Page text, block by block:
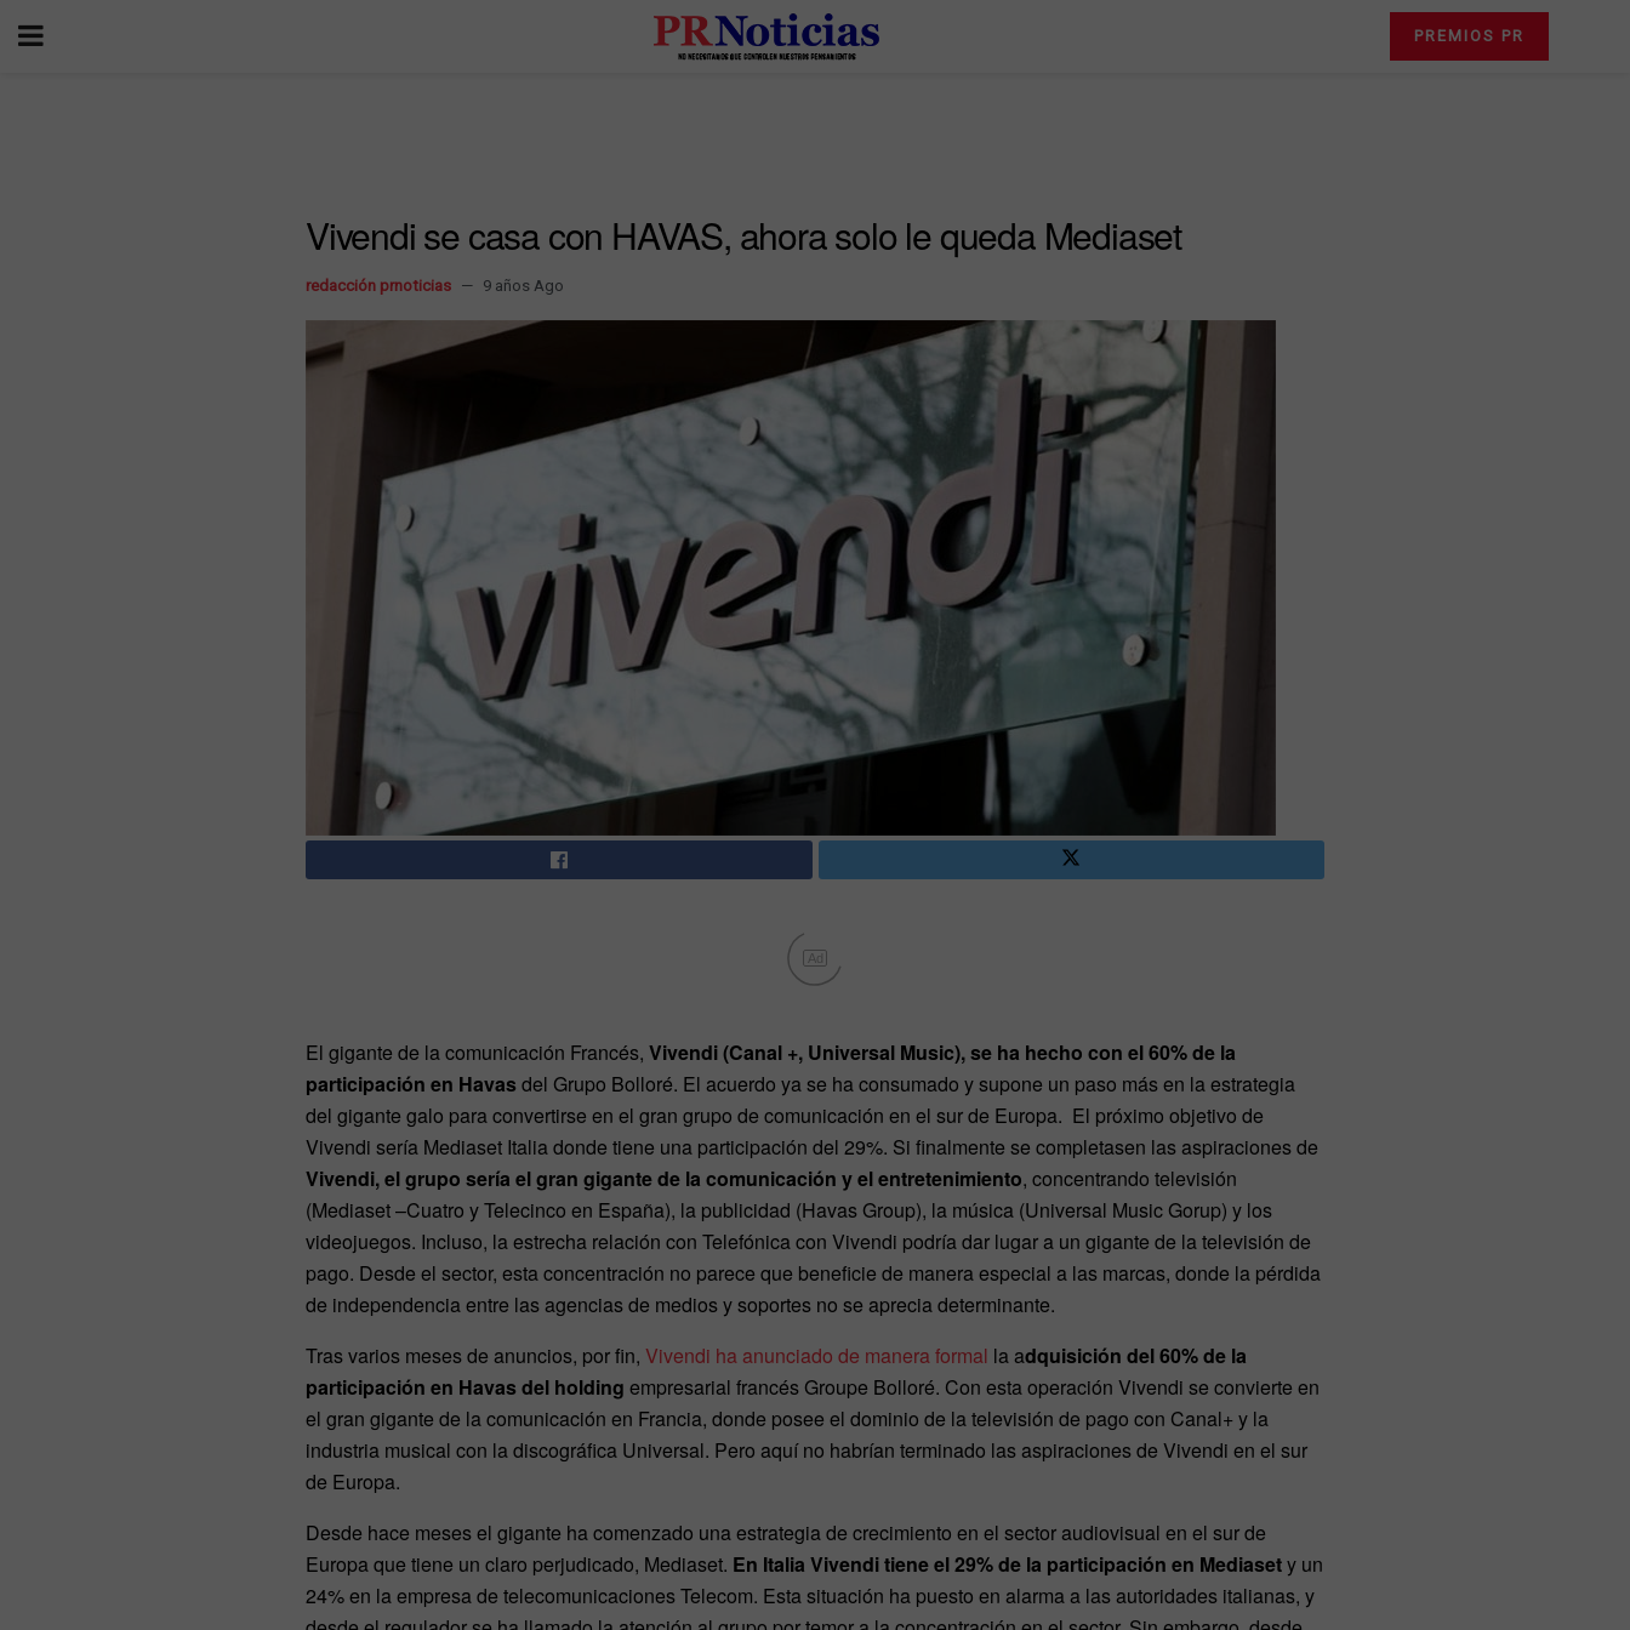
PREMIOS PR
Vivendi se casa con HAVAS, ahora solo le queda Mediaset
redacción prnoticias 9 años Ago
Ad
El gigante de la comunicación Francés, Vivendi (Canal +, Universal Music), se ha hecho con el 60% de la
participación en Havas del Grupo Bolloré. El acuerdo ya se ha consumado y supone un paso más en la estrategia
del gigante galo para convertirse en el gran grupo de comunicación en el sur de Europa. El próximo objetivo de
Vivendi sería Mediaset Italia donde tiene una participación del 29%. Si finalmente se completasen las aspiraciones de
Vivendi, el grupo sería el gran gigante de la comunicación y el entretenimiento, concentrando televisión
(Mediaset –Cuatro y Telecinco en España), la publicidad (Havas Group), la música (Universal Music Gorup) y los
videojuegos. Incluso, la estrecha relación con Telefónica con Vivendi podría dar lugar a un gigante de la televisión de
pago. Desde el sector, esta concentración no parece que beneficie de manera especial a las marcas, donde la pérdida
de independencia entre las agencias de medios y soportes no se aprecia determinante.
Tras varios meses de anuncios, por fin, Vivendi ha anunciado de manera formal la adquisición del 60% de la
participación en Havas del holding empresarial francés Groupe Bolloré. Con esta operación Vivendi se convierte en
el gran gigante de la comunicación en Francia, donde posee el dominio de la televisión de pago con Canal+ y la
industria musical con la discográfica Universal. Pero aquí no habrían terminado las aspiraciones de Vivendi en el sur
de Europa.
Desde hace meses el gigante ha comenzado una estrategia de crecimiento en el sector audiovisual en el sur de
Europa que tiene un claro perjudicado, Mediaset. En Italia Vivendi tiene el 29% de la participación en Mediasety un
24% en la empresa de telecomunicaciones Telecom. Esta situación ha puesto en alarma a las autoridades italianas, y